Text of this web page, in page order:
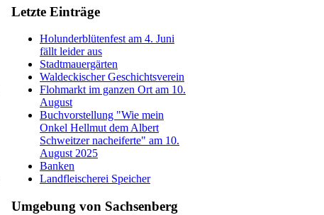
Letzte Einträge
Holunderblütenfest am 4. Juni
fällt leider aus
Stadtmauergärten
Waldeckischer Geschichtsverein
Flohmarkt im ganzen Ort am 10.
August
Buchvorstellung "Wie mein
Onkel Hellmut dem Albert
Schweitzer nacheiferte" am 10.
August 2025
Banken
Landfleischerei Speicher
Umgebung von Sachsenberg